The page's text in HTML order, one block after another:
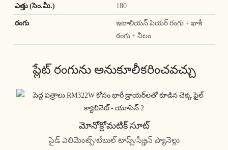
ఎత్తు (సెం.మీ.) 180
రంగు
ఇటాలియన్ పియర్ రంగు + ఖాకీ
రంగు + నీలం
ప్లేట్ రంగును అనుకూలీకరించవచ్చు
మోనోక్రోమటిక్ సూట్
సైడ్ ఎలిమెంట్స్/టేబుల్ టాప్స్/స్క్రీన్ ప్యానెల్లు